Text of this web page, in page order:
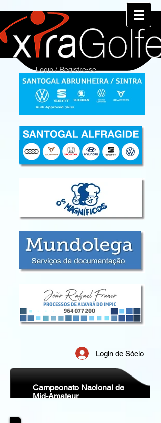
Login / Registre-se
Login de Sócio
Campeonato Nacional de
Mid-Amateur